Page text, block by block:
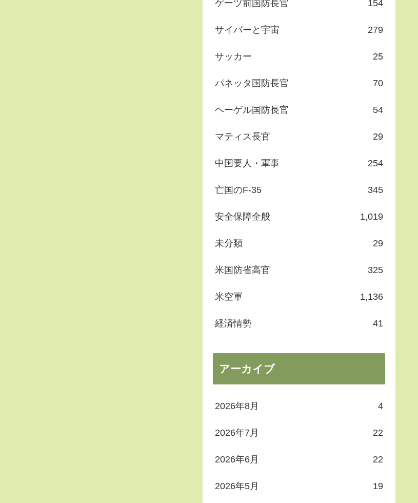
ゲーツ前国防長官 154
サイバーと宇宙 279
サッカー 25
パネッタ国防長官 70
ヘーゲル国防長官 54
マティス長官 29
中国要人・軍事 254
亡国のF-35 345
安全保障全般 1,019
未分類 29
米国防省高官 325
米空軍 1,136
経済情勢 41
アーカイブ
2026年8月 4
2026年7月 22
2026年6月 22
2026年5月 19